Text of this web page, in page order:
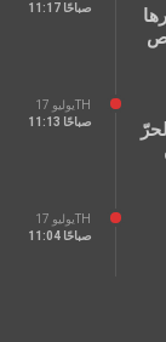
11:17 صباحًا
يوليو 17TH
11:13 صباحًا
يوليو 17TH
11:04 صباحًا